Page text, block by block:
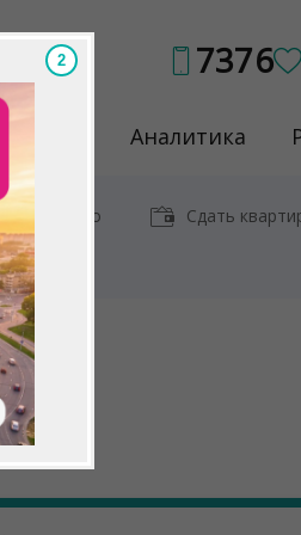
7376
Аналитика
у метро Сдать
1